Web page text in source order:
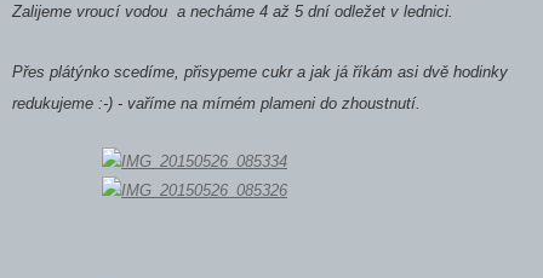
Zalijeme vroucí vodou a necháme 4 až 5 dní odležet v lednici.
Přes plátýnko scedíme, přisypeme cukr a jak já říkám asi dvě hodinky
redukujeme :-) - vaříme na mírném plameni do zhoustnutí.